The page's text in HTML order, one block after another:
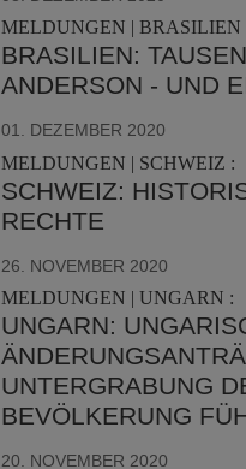
MELDUNGEN | BRASILIEN
BRASILIEN:
ANDERSON - UND
01. DEZEMBER 2020
MELDUNGEN | SCHWEIZ :
SCHWEIZ:
RECHTE
26. NOVEMBER 2020
MELDUNGEN | UNGARN :
UNGARN:
UNTERGRABUNG
BEVÖLKERUNG
20. NOVEMBER 2020